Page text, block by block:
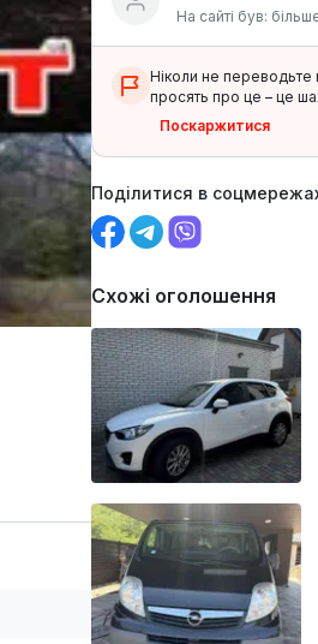
На сайті був:
Ніколи не
просять про це – це
Поскаржитися
Поділитися в
Схожі оголошення